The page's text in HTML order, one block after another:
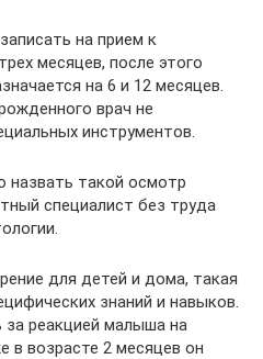
на прием к
месяцев, после этого
на 6 и 12 месяцев.
врач не
инструментов.
назвать такой осмотр
специалист без труда
для детей и дома, такая
знаний и навыков.
реакцией малыша на
возрасте 2 месяцев он